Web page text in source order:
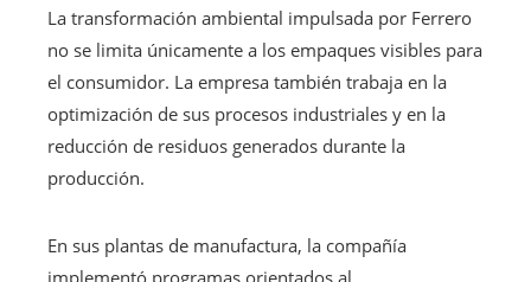
La transformación ambiental impulsada por Ferrero
no se limita únicamente a los empaques visibles para
el consumidor. La empresa también trabaja en la
optimización de sus procesos industriales y en la
reducción de residuos generados durante la
producción.
En sus plantas de manufactura, la compañía
implementó programas orientados al